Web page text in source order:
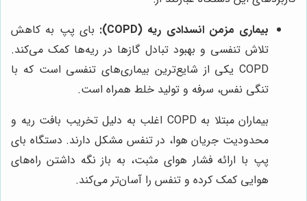
بیماری مزمن انسدادی ریه (COPD):
بای پپ به کاهش
تلاش تنفسی و بهبود تبادل گازها در ریه‌ها کمک می‌کند.
COPD یکی از شایع‌ترین بیماری‌های تنفسی است که با
تنگی نفس، سرفه و تولید خلط همراه است.
بیماران مبتلا به COPD اغلب به دلیل تخریب بافت ریه و
محدودیت جریان هوا، در تنفس مشکل دارند. دستگاه بای
پپ با ارائه فشار هوای مثبت، به باز نگه داشتن راه‌های
هوایی کمک کرده و تنفس را آسان‌تر می‌کند.